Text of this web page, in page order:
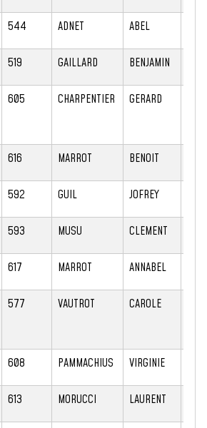
544 ADNET ABEL
519 GAILLARD BENJAMIN
605 CHARPENTIER GERARD
616 MARROT BENOIT
592 GUIL JOFREY
593 MUSU CLEMENT
617 MARROT ANNABEL
577 VAUTROT CAROLE
608 PAMMACHIUS VIRGINIE
613 MORUCCI LAURENT